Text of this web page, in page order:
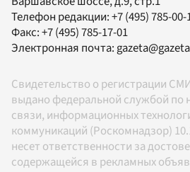
Телефон редакции:+7 (495) 785-00-
Факс:+7 (495) 785-17-01
Электронная почта:
Свидетельство о регистрации
выдано федеральной службой по
связи, информационных
коммуникаций (Роскомнадзор)
несет ответственности за
содержащейся в рекламных